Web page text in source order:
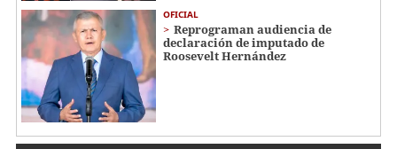
OFICIAL
Reprograman audiencia de
declaración de imputado de
Roosevelt Hernández